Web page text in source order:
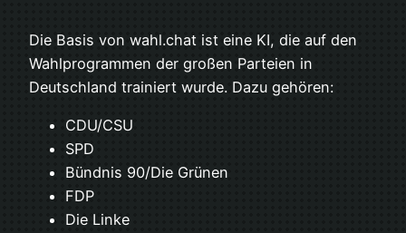
Die Basis von wahl.chat ist eine KI, die auf den
Wahlprogrammen der großen Parteien in
Deutschland trainiert wurde. Dazu gehören:
CDU/CSU
SPD
Bündnis 90/Die Grünen
FDP
Die Linke